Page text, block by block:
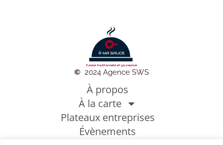
À propos
À la carte
Plateaux entreprises
Évènements
© 2024 Agence SWS